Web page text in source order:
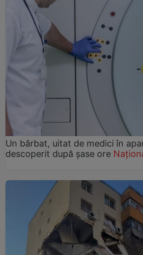
Un bărbat, uitat de medici în
descoperit după șase ore